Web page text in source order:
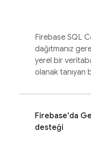
Firebase SQL
dağıtmanız
yerel bir
olanak tanıyan
Firebase'da
desteği